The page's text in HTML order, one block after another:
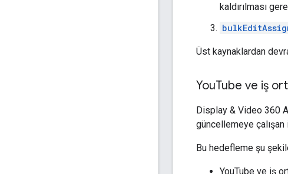
kaldırılması
Üst kaynaklardan
YouTube ve iş
Display & Video 360
güncellemeye
Bu hedefleme şu
YouTube ve iş